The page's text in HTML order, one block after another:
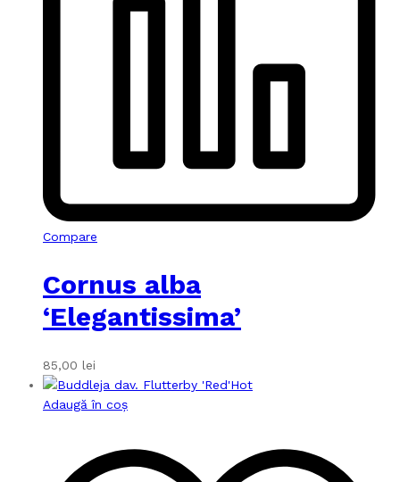
Compare
Cornus alba
‘Elegantissima’
85,00 lei
Hot
Adaugă în coș